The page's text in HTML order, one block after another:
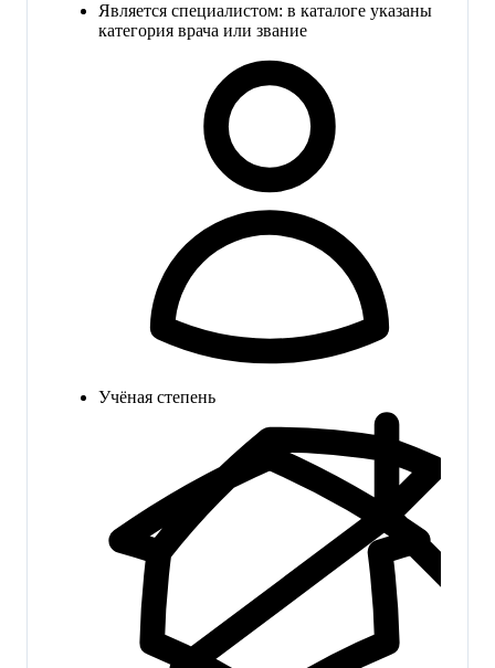
Является специалистом: в каталоге указаны
категория врача или звание
Учёная степень